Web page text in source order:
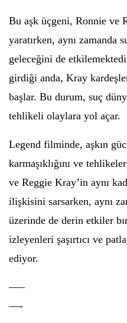
Bu aşk üçgeni, Ronnie ve
yaratırken, aynı zamanda
geleceğini de
girdiği anda, Kray
başlar. Bu durum, suç
tehlikeli olaylara yol açar.
Legend filminde, aşkın
karmaşıklığını ve
ve Reggie Kray’in aynı
ilişkisini sarsarken, aynı
üzerinde de derin etkiler
izleyenleri şaşırtıcı ve
ediyor.
—–
—-